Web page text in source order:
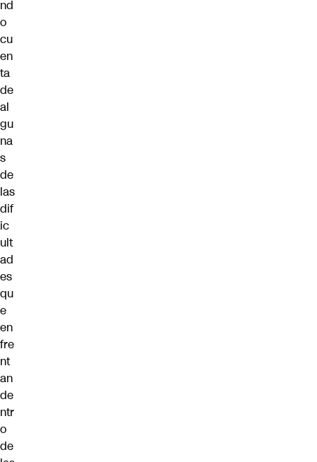
nd
o
cu
en
ta
de
al
gu
na
s
de
las
dif
ic
ult
ad
es
qu
e
en
fre
nt
an
de
ntr
o
de